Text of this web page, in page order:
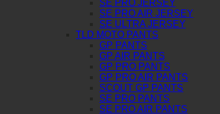
SE PRO JERSEY
SE PRO AIR JERSEY
SE ULTRA JERSEY
TLD MOTO PANTS
GP PANTS
GP AIR PANTS
GP PRO PANTS
GP PRO AIR PANTS
SCOUT GP PANTS
SE PRO PANTS
SE PRO AIR PANTS